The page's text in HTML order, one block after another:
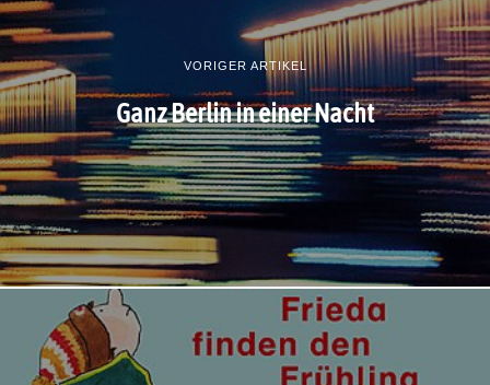
VORIGER ARTIKEL
Ganz Berlin in einer Nacht